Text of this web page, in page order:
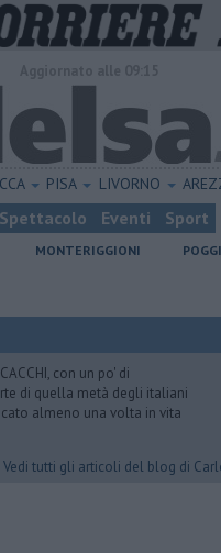
PISA LIVORNO
Eventi Sport
MONTERIGGIONI
con un po' di
di quella metà degli italiani
almeno una volta in vita
Vedi tutti gli articoli del blog di